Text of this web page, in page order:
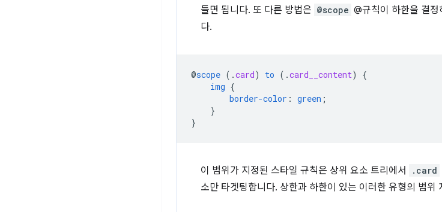
들면 됩니다. 또 다른 방법은 @scope @규칙이 하한을 결정
다.
@scope ( .card) to ( .card__content)
{
img {
border-color : green ;
}
}
이 범위가 지정된 스타일 규칙은 상위 요소 트리에서 .card
소만 타겟팅합니다. 상한과 하한이 있는 이러한 유형의 범위